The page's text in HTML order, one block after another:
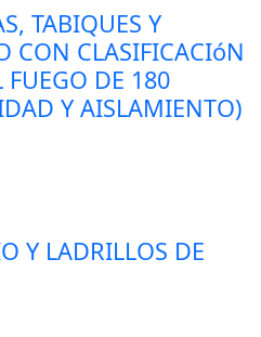
TABIQUES Y
CON CLASIFICACIóN
FUEGO DE 180
Y AISLAMIENTO)
Y LADRILLOS DE